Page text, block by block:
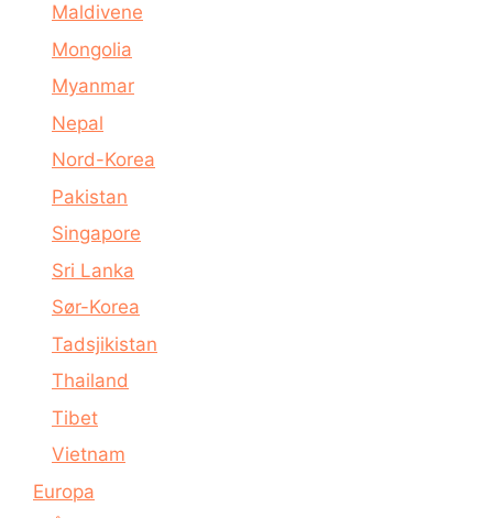
Maldivene
Mongolia
Myanmar
Nepal
Nord-Korea
Pakistan
Singapore
Sri Lanka
Sør-Korea
Tadsjikistan
Thailand
Tibet
Vietnam
Europa